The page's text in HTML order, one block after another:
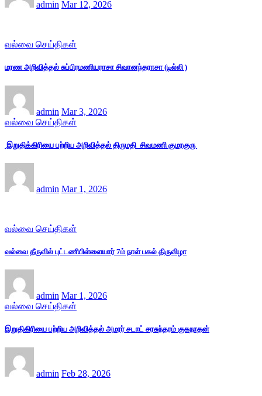
admin Mar 12, 2026
வல்வை செய்திகள்
மரண அறிவித்தல் சுப்பிரமணியராசா சிவானந்தராசா (டில்லி )
admin Mar 3, 2026
வல்வை செய்திகள்
இறுதிக்கிரியை பற்றிய அறிவித்தல் திருமதி சிவமணி குமரகுரு
admin Mar 1, 2026
வல்வை செய்திகள்
வல்வை தீருவில் புட்டணிபிள்ளையார் 7ம் நாள் பகல் திருவிழா
admin Mar 1, 2026
வல்வை செய்திகள்
இறுதிகிரியை பற்றிய அறிவித்தல் அமரர் சடாட் சரசுந்தரம் குகநாதன்
admin Feb 28, 2026